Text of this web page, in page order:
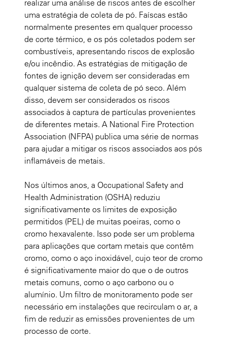
realizar uma análise de riscos antes de escolher
uma estratégia de coleta de pó. Faíscas estão
normalmente presentes em qualquer processo
de corte térmico, e os pós coletados podem ser
combustíveis, apresentando riscos de explosão
e/ou incêndio. As estratégias de mitigação de
fontes de ignição devem ser consideradas em
qualquer sistema de coleta de pó seco. Além
disso, devem ser considerados os riscos
associados à captura de partículas provenientes
de diferentes metais. A National Fire Protection
Association (NFPA) publica uma série de normas
para ajudar a mitigar os riscos associados aos pós
inflamáveis de metais.
Nos últimos anos, a Occupational Safety and
Health Administration (OSHA) reduziu
significativamente os limites de exposição
permitidos (PEL) de muitas poeiras, como o
cromo hexavalente. Isso pode ser um problema
para aplicações que cortam metais que contêm
cromo, como o aço inoxidável, cujo teor de cromo
é significativamente maior do que o de outros
metais comuns, como o aço carbono ou o
alumínio. Um filtro de monitoramento pode ser
necessário em instalações que recirculam o ar, a
fim de reduzir as emissões provenientes de um
processo de corte.